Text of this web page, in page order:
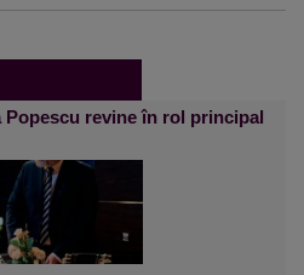
Popescu revine în rol principal